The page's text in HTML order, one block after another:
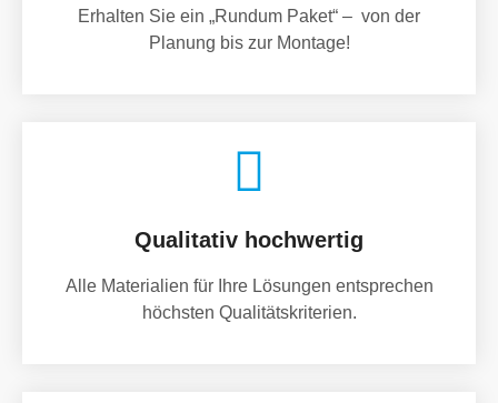
Erhalten Sie ein „Rundum Paket“ – von der
Planung bis zur Montage!
Qualitativ hochwertig
Alle Materialien für Ihre Lösungen entsprechen
höchsten Qualitätskriterien.